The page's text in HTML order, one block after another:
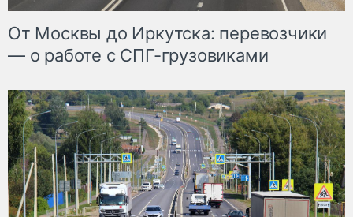
От Москвы до Иркутска: перевозчики
— о работе с СПГ-грузовиками